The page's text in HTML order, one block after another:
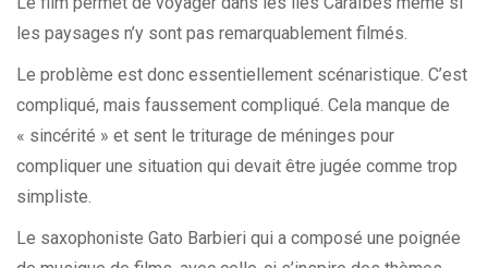
les paysages n’y sont pas remarquablement filmés.
Le problème est donc essentiellement scénaristique. C’est
compliqué, mais faussement compliqué. Cela manque de
« sincérité » et sent le triturage de méninges pour
compliquer une situation qui devait être jugée comme trop
simpliste.
Le saxophoniste Gato Barbieri qui a composé une poignée